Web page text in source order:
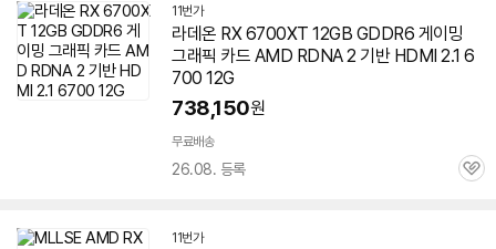
11번가
라데온 RX6700XT 12GB GDDR6 게이밍
그래픽 카드 AMD RDNA 2 기반 HDMI 2.1 6
700 12G
738,150원
무료배송
26.08. 등록
관
11번가